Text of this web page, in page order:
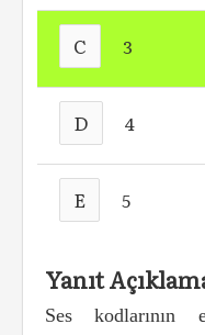
C 3
D 4
E 5
Yanıt
Ses